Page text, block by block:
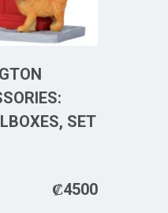
SET
₡4500